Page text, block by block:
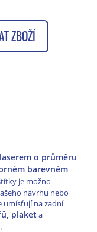
ZBOŽÍ
o průměru
barevném
je možno
návrhu nebo
umísťují na zadní
plaket a
.